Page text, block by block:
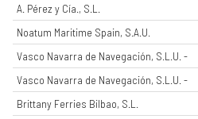
A. Pérez y Cía., S.L.
Noatum Maritime Spain, S.A.U.
Vasco Navarra de Navegación, S.L.U. -
Vasco Navarra de Navegación, S.L.U. -
Brittany Ferries Bilbao, S.L.